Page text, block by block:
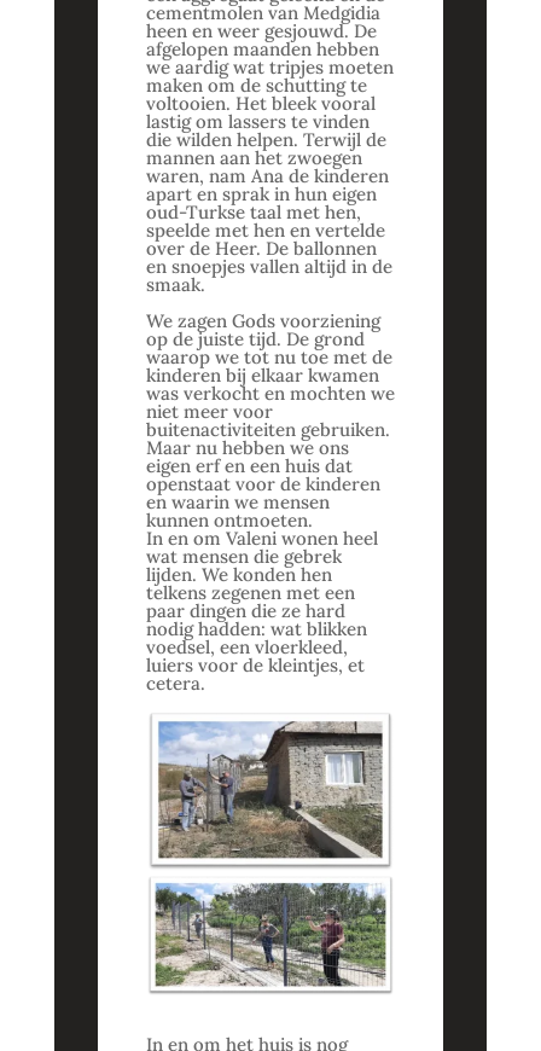
cementmolen van Medgidia
heen en weer gesjouwd. De
afgelopen maanden hebben
we aardig wat tripjes moeten
maken om de schutting te
voltooien. Het bleek vooral
lastig om lassers te vinden
die wilden helpen. Terwijl de
mannen aan het zwoegen
waren, nam Ana de kinderen
apart en sprak in hun eigen
oud-Turkse taal met hen,
speelde met hen en vertelde
over de Heer. De ballonnen
en snoepjes vallen altijd in de
smaak.
We zagen Gods voorziening
op de juiste tijd. De grond
waarop we tot nu toe met de
kinderen bij elkaar kwamen
was verkocht en mochten we
niet meer voor
buitenactiviteiten gebruiken.
Maar nu hebben we ons
eigen erf en een huis dat
openstaat voor de kinderen
en waarin we mensen
kunnen ontmoeten.
In en om Valeni wonen heel
wat mensen die gebrek
lijden. We konden hen
telkens zegenen met een
paar dingen die ze hard
nodig hadden: wat blikken
voedsel, een vloerkleed,
luiers voor de kleintjes, et
cetera.
In en om het huis is nog